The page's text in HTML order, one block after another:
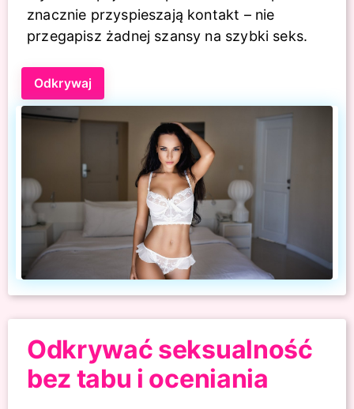
znacznie przyspieszają kontakt – nie
przegapisz żadnej szansy na szybki seks.
Odkrywaj
Odkrywać seksualność
bez tabu i oceniania